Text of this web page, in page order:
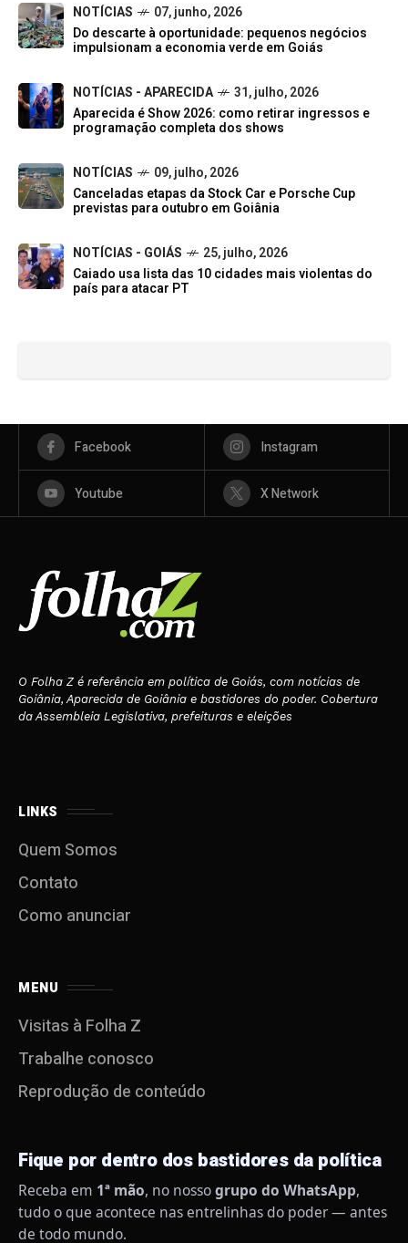
NOTÍCIAS
07, junho, 2026
Do descarte à oportunidade: pequenos negócios
impulsionam a economia verde em Goiás
NOTÍCIAS - APARECIDA
31, julho, 2026
Aparecida é Show 2026: como retirar ingressos e
programação completa dos shows
NOTÍCIAS
09, julho, 2026
Canceladas etapas da Stock Car e Porsche Cup
previstas para outubro em Goiânia
NOTÍCIAS - GOIÁS
25, julho, 2026
Caiado usa lista das 10 cidades mais violentas do
país para atacar PT
Facebook Instagram
Youtube X Network
O Folha Z é referência em política de Goiás, com notícias de
Goiânia, Aparecida de Goiânia e bastidores do poder. Cobertura
da Assembleia Legislativa, prefeituras e eleições
LINKS
Quem Somos
Contato
Como anunciar
MENU
Visitas à Folha Z
Trabalhe conosco
Reprodução de conteúdo
Fique por dentro dos bastidores da política
Receba em 1ª mão, no nossogrupo do WhatsApp,
tudo o que acontece nas entrelinhas do poder — antes
de todo mundo.